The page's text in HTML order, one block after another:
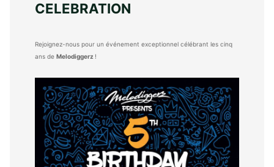
CELEBRATION
Rejoignez-nous pour un événement exceptionnel célébrant les cinq
ans deMelodiggerz !